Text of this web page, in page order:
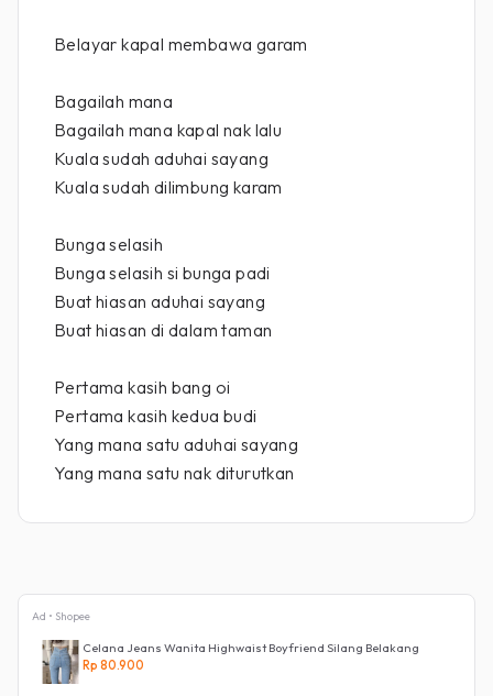
Belayar kapal membawa garam
Bagailah mana
Bagailah mana kapal nak lalu
Kuala sudah aduhai sayang
Kuala sudah dilimbung karam
Bunga selasih
Bunga selasih si bunga padi
Buat hiasan aduhai sayang
Buat hiasan di dalam taman
Pertama kasih bang oi
Pertama kasih kedua budi
Yang mana satu aduhai sayang
Yang mana satu nak diturutkan
Ad • Shopee
Celana Jeans Wanita Highwaist Boyfriend Silang Belakang
Rp 80.900